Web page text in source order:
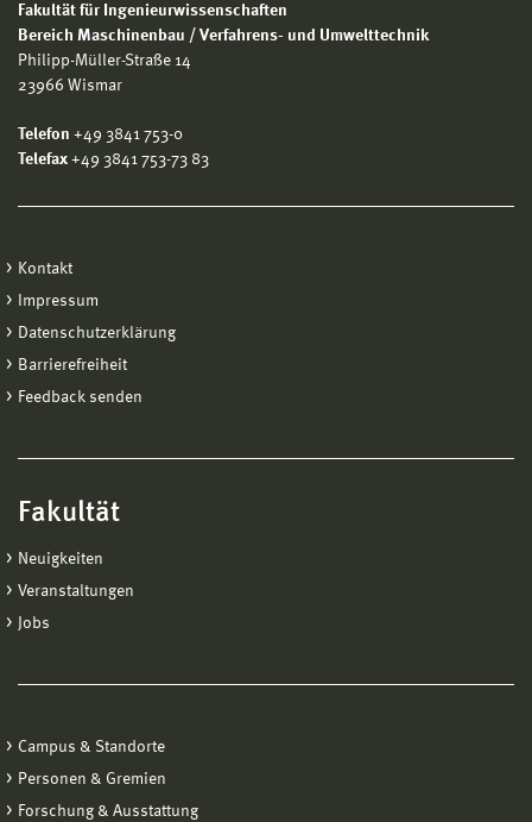
Fakultät für Ingenieurwissenschaften
Bereich Maschinenbau / Verfahrens- und Umwelttechnik
Philipp-Müller-Straße 14
23966 Wismar
Telefon +49 3841 753-0
Telefax +49 3841 753-73 83
Kontakt
Impressum
Datenschutzerklärung
Barrierefreiheit
Feedback senden
Fakultät
Neuigkeiten
Veranstaltungen
Jobs
Campus & Standorte
Personen & Gremien
Forschung & Ausstattung